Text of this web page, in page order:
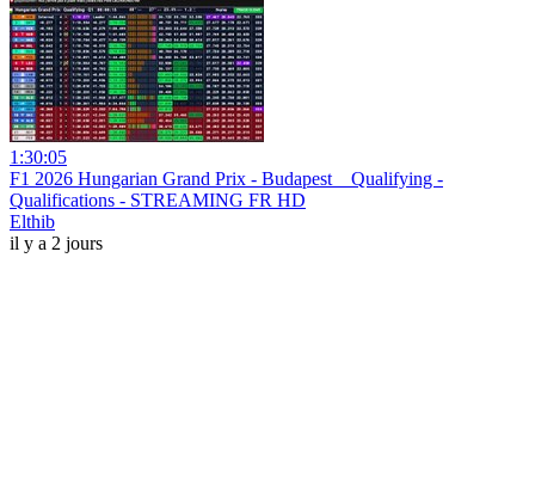
1:30:05
F1 2026 Hungarian Grand Prix - Budapest _ Qualifying -
Qualifications - STREAMING FR HD
Elthib
il y a 2 jours